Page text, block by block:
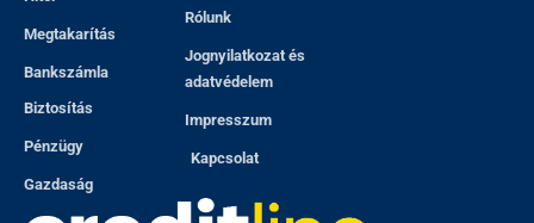
Megtakarítás
Bankszámla
Biztosítás
Pénzügy
Gazdaság
Rólunk
Jognyilatkozat és
adatvédelem
Impresszum
Kapcsolat